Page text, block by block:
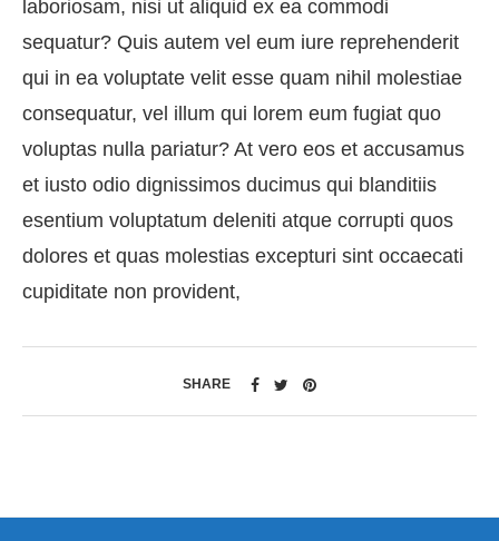
laboriosam, nisi ut aliquid ex ea commodi
sequatur? Quis autem vel eum iure reprehenderit
qui in ea voluptate velit esse quam nihil molestiae
consequatur, vel illum qui lorem eum fugiat quo
voluptas nulla pariatur? At vero eos et accusamus
et iusto odio dignissimos ducimus qui blanditiis
esentium voluptatum deleniti atque corrupti quos
dolores et quas molestias excepturi sint occaecati
cupiditate non provident,
SHARE